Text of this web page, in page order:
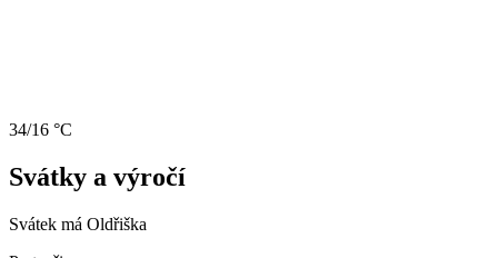
34/16 °C
Svátky a výročí
Svátek má Oldřiška